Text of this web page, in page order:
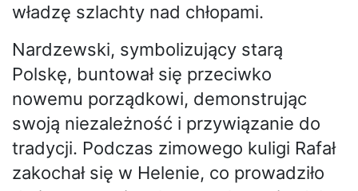
władzę szlachty nad chłopami.
Nardzewski, symbolizujący starą
Polskę, buntował się przeciwko
nowemu porządkowi, demonstrując
swoją niezależność i przywiązanie do
tradycji. Podczas zimowego kuligi Rafał
zakochał się w Helenie, co prowadziło